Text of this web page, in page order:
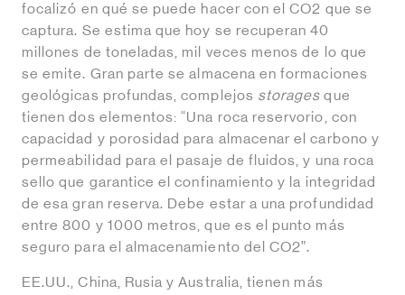
focalizó en qué se puede hacer con el CO2 que se
captura. Se estima que hoy se recuperan 40
millones de toneladas, mil veces menos de lo que
se emite. Gran parte se almacena en formaciones
geológicas profundas, complejos storages que
tienen dos elementos: “Una roca reservorio, con
capacidad y porosidad para almacenar el carbono y
permeabilidad para el pasaje de fluidos, y una roca
sello que garantice el confinamiento y la integridad
de esa gran reserva. Debe estar a una profundidad
entre 800 y 1000 metros, que es el punto más
seguro para el almacenamiento del CO2”.
EE.UU., China, Rusia y Australia, tienen más